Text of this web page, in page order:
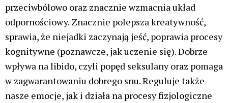
przeciwbólowo oraz znacznie wzmacnia układ
odpornościowy. Znacznie polepsza kreatywność,
sprawia, że niejadki zaczynają jeść, poprawia procesy
kognitywne (poznawcze, jak uczenie się). Dobrze
wpływa na libido, czyli popęd seksulany oraz pomaga
w zagwarantowaniu dobrego snu. Reguluje także
nasze emocje, jak i działa na procesy fizjologiczne